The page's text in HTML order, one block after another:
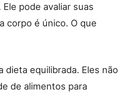
pode avaliar suas
corpo é único. O que
dieta equilibrada. Eles não
de alimentos para